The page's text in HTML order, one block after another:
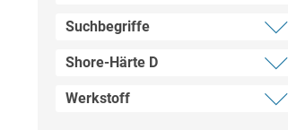
Schellen und Klemmen
Schlauch- und Rohrschneider
Suchbegriffe
Kapillarschläuche
Zubehör - Schellen
Shore-Härte D
65
Werkstoff